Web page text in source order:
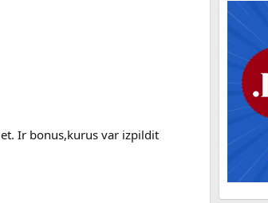
Ir bonus,kurus var izpildit